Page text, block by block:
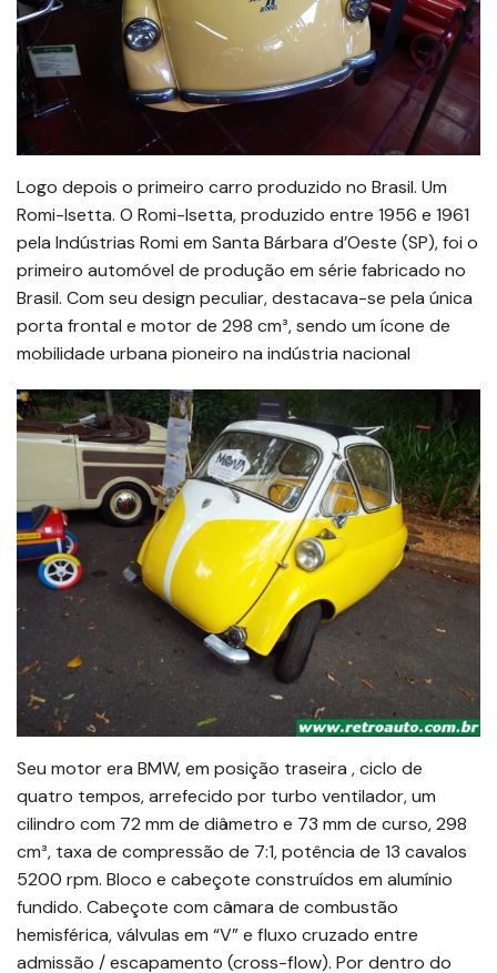
Logo depois o primeiro carro produzido no Brasil. Um
Romi-Isetta. O Romi-Isetta, produzido entre 1956 e 1961
pela Indústrias Romi em Santa Bárbara d’Oeste (SP), foi o
primeiro automóvel de produção em série fabricado no
Brasil. Com seu design peculiar, destacava-se pela única
porta frontal e motor de 298 cm³, sendo um ícone de
mobilidade urbana pioneiro na indústria nacional
Seu motor era BMW, em posição traseira , ciclo de
quatro tempos, arrefecido por turbo ventilador, um
cilindro com 72 mm de diâmetro e 73 mm de curso, 298
cm³, taxa de compressão de 7:1, potência de 13 cavalos
5200 rpm. Bloco e cabeçote construídos em alumínio
fundido. Cabeçote com câmara de combustão
hemisférica, válvulas em “V” e fluxo cruzado entre
admissão / escapamento (cross-flow). Por dentro do